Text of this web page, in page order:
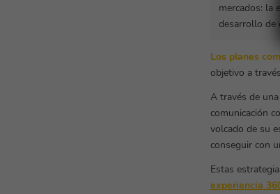
mercados: la
desarrollo de
Los planes
objetivo a
A través de
comunicación
volcado de su
conseguir con
Estas
experiencia